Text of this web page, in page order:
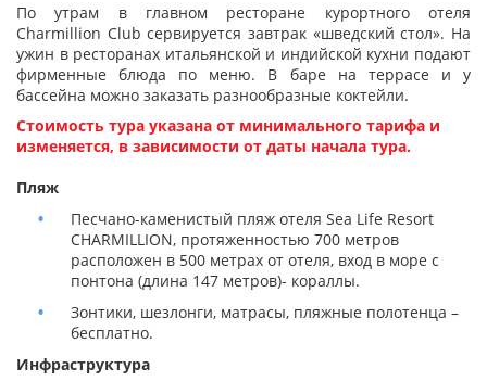
По утрам в главном ресторане курортного отеля
Charmillion Club сервируется завтрак «шведский стол». На
ужин в ресторанах итальянской и индийской кухни подают
фирменные блюда по меню. В баре на террасе и у
бассейна можно заказать разнообразные коктейли.
Стоимость тура указана от минимального тарифа и
изменяется, в зависимости от даты начала тура.
Пляж
Песчано-каменистый пляж отеля Sea Life Resort
CHARMILLION, протяженностью 700 метров
расположен в 500 метрах от отеля, вход в море с
понтона (длина 147 метров)- кораллы.
Зонтики, шезлонги, матрасы, пляжные полотенца –
бесплатно.
Инфраструктура